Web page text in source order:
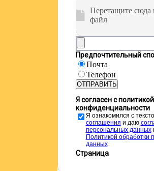
Перетащите сюда
файл
Предпочтительный
Почта
Телефон
ОТПРАВИТЬ
Я согласен с политикой
конфиденциальности
Я ознакомился с
соглашения и даю
персональных данных
Политикой обработки
данных
Страница